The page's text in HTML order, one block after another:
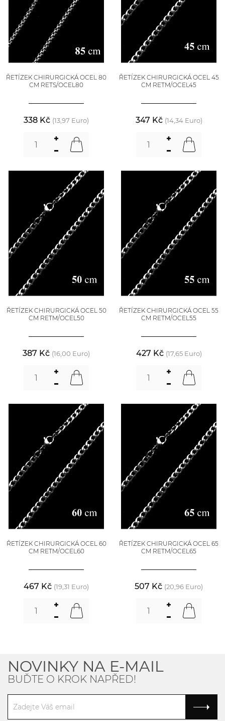
ŘETÍZEK CHIRURGICKÁ OCEL 80
CM RETS/OCEL80
338 Kč (13,97 Euro)
ŘETÍZEK CHIRURGICKÁ OCEL 45
CM RETM/OCEL45
347 Kč (14,34 Euro)
ŘETÍZEK CHIRURGICKÁ OCEL 50
CM RETM/OCEL50
387 Kč (16,00 Euro)
ŘETÍZEK CHIRURGICKÁ OCEL 55
CM RETM/OCEL55
427 Kč (17,65 Euro)
ŘETÍZEK CHIRURGICKÁ OCEL 60
CM RETM/OCEL60
467 Kč (19,31 Euro)
ŘETÍZEK CHIRURGICKÁ OCEL 65
CM RETM/OCEL65
507 Kč (20,96 Euro)
NOVINKY NA E-MAIL
BUĎTE O KROK NAPŘED!